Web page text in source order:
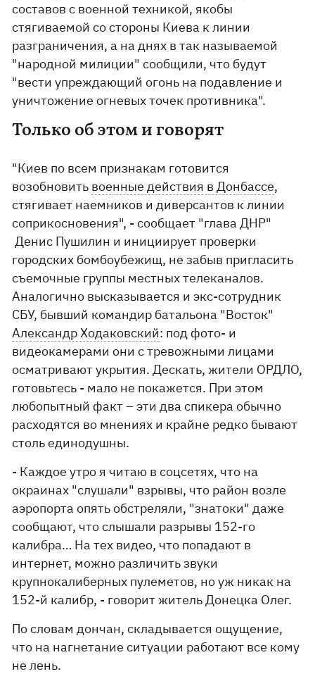
составов с военной техникой, якобы
стягиваемой со стороны Киева к линии
разграничения, а на днях в так называемой
"народной милиции" сообщили, что будут
"вести упреждающий огонь на подавление и
уничтожение огневых точек противника".
Только об этом и говорят
"Киев по всем признакам готовится
возобновить военные действия в Донбассе,
стягивает наемников и диверсантов к линии
соприкосновения", - сообщает "глава ДНР"
Денис Пушилин и инициирует проверки
городских бомбоубежищ, не забыв пригласить
съемочные группы местных телеканалов.
Аналогично высказывается и экс-сотрудник
СБУ, бывший командир батальона "Восток"
Александр Ходаковский: под фото- и
видеокамерами они с тревожными лицами
осматривают укрытия. Дескать, жители ОРДЛО,
готовьтесь - мало не покажется. При этом
любопытный факт – эти два спикера обычно
расходятся во мнениях и крайне редко бывают
столь единодушны.
- Каждое утро я читаю в соцсетях, что на
окраинах "слушали" взрывы, что район возле
аэропорта опять обстреляли, "знатоки" даже
сообщают, что слышали разрывы 152-го
калибра… На тех видео, что попадают в
интернет, можно различить звуки
крупнокалиберных пулеметов, но уж никак на
152-й калибр, - говорит житель Донецка Олег.
По словам дончан, складывается ощущение,
что на нагнетание ситуации работают все кому
не лень.